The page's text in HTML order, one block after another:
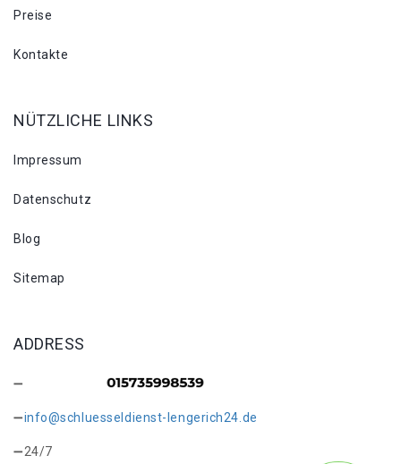
Preise
Kontakte
NÜTZLICHE LINKS
Impressum
Datenschutz
Blog
Sitemap
ADDRESS
info@schluesseldienst-lengerich24.de
24/7